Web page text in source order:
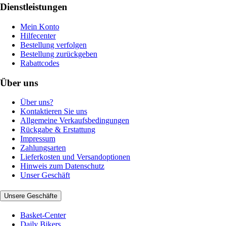
Dienstleistungen
Mein Konto
Hilfecenter
Bestellung verfolgen
Bestellung zurückgeben
Rabattcodes
Über uns
Über uns?
Kontaktieren Sie uns
Allgemeine Verkaufsbedingungen
Rückgabe & Erstattung
Impressum
Zahlungsarten
Lieferkosten und Versandoptionen
Hinweis zum Datenschutz
Unser Geschäft
Unsere Geschäfte
Basket-Center
Daily Bikers